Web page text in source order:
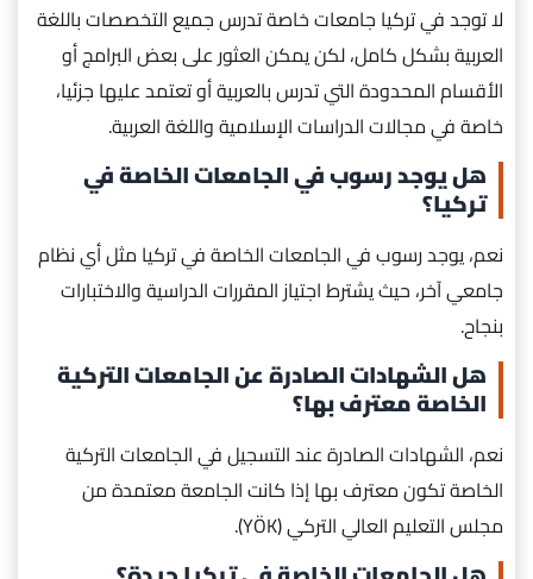
لا توجد في تركيا جامعات خاصة تدرس جميع التخصصات باللغة
العربية بشكل كامل، لكن يمكن العثور على بعض البرامج أو
الأقسام المحدودة التي تدرس بالعربية أو تعتمد عليها جزئيا،
خاصة في مجالات الدراسات الإسلامية واللغة العربية.
هل يوجد رسوب في الجامعات الخاصة في
تركيا؟
نعم، يوجد رسوب في الجامعات الخاصة في تركيا مثل أي نظام
جامعي آخر، حيث يشترط اجتياز المقررات الدراسية والاختبارات
بنجاح.
هل الشهادات الصادرة عن الجامعات التركية
الخاصة معترف بها؟
نعم، الشهادات الصادرة عند التسجيل في الجامعات التركية
الخاصة تكون معترف بها إذا كانت الجامعة معتمدة من
مجلس التعليم العالي التركي (YÖK).